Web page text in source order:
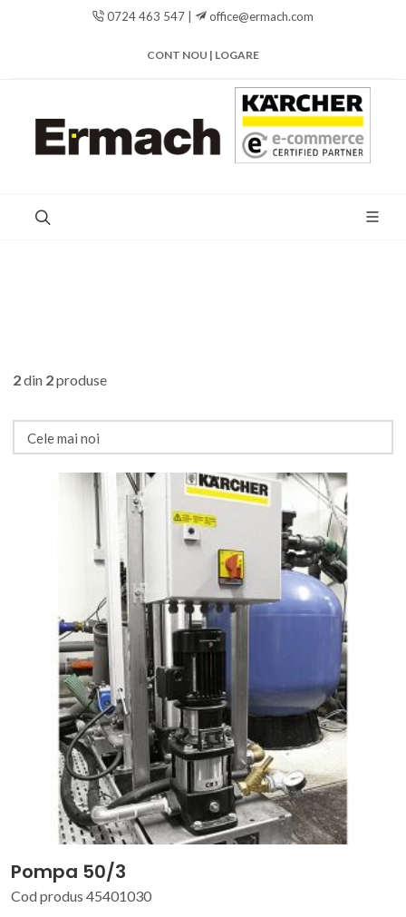
0724 463 547 | office@ermach.com
CONT NOU | LOGARE
2din 2produse
Pompa 50/3
Cod produs 45401030